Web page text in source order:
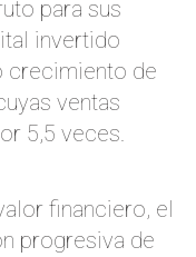
para sus
invertido
crecimiento de
ventas
5,5 veces.
financiero, el
progresiva de